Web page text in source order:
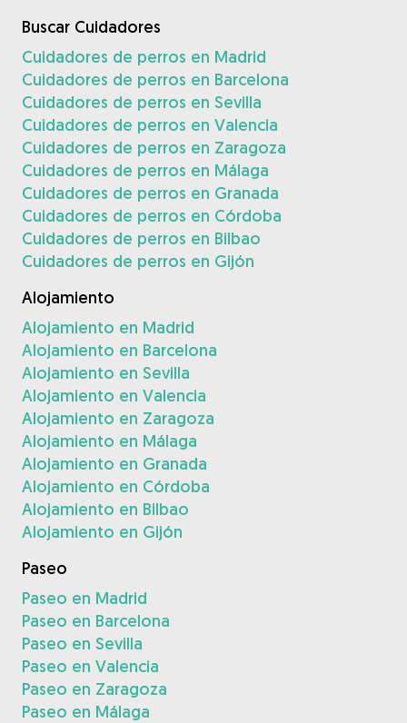
Buscar Cuidadores
Cuidadores de perros en Madrid
Cuidadores de perros en Barcelona
Cuidadores de perros en Sevilla
Cuidadores de perros en Valencia
Cuidadores de perros en Zaragoza
Cuidadores de perros en Málaga
Cuidadores de perros en Granada
Cuidadores de perros en Córdoba
Cuidadores de perros en Bilbao
Cuidadores de perros en Gijón
Alojamiento
Alojamiento en Madrid
Alojamiento en Barcelona
Alojamiento en Sevilla
Alojamiento en Valencia
Alojamiento en Zaragoza
Alojamiento en Málaga
Alojamiento en Granada
Alojamiento en Córdoba
Alojamiento en Bilbao
Alojamiento en Gijón
Paseo
Paseo en Madrid
Paseo en Barcelona
Paseo en Sevilla
Paseo en Valencia
Paseo en Zaragoza
Paseo en Málaga